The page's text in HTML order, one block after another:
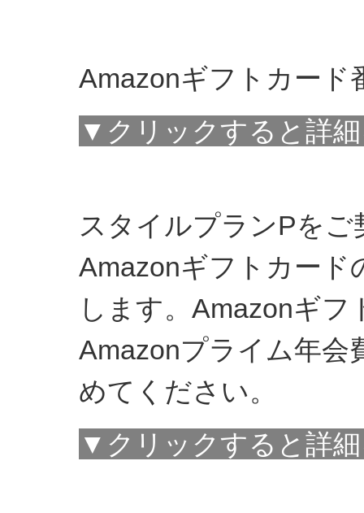
Amazonギフトカード
▼クリックすると詳
スタイルプランPを
Amazonギフトカード
します。Amazonギ
Amazonプライム年会
めてください。
▼クリックすると詳